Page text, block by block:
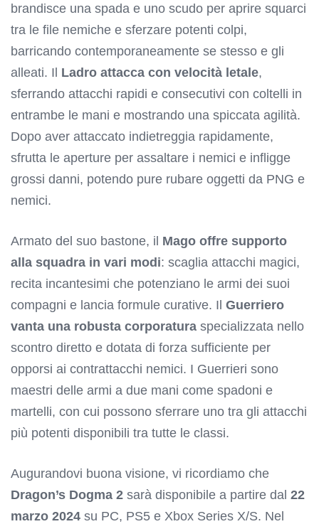
brandisce una spada e uno scudo per aprire squarci
tra le file nemiche e sferzare potenti colpi,
barricando contemporaneamente se stesso e gli
alleati. Il Ladro attacca con velocità letale,
sferrando attacchi rapidi e consecutivi con coltelli in
entrambe le mani e mostrando una spiccata agilità.
Dopo aver attaccato indietreggia rapidamente,
sfrutta le aperture per assaltare i nemici e infligge
grossi danni, potendo pure rubare oggetti da PNG e
nemici.
Armato del suo bastone, il Mago offre supporto
alla squadra in vari modi: scaglia attacchi magici,
recita incantesimi che potenziano le armi dei suoi
compagni e lancia formule curative. Il Guerriero
vanta una robusta corporatura specializzata nello
scontro diretto e dotata di forza sufficiente per
opporsi ai contrattacchi nemici. I Guerrieri sono
maestri delle armi a due mani come spadoni e
martelli, con cui possono sferrare uno tra gli attacchi
più potenti disponibili tra tutte le classi.
Augurandovi buona visione, vi ricordiamo che
Dragon’s Dogma 2 sarà disponibile a partire dal 22
marzo 2024 su PC, PS5 e Xbox Series X/S. Nel